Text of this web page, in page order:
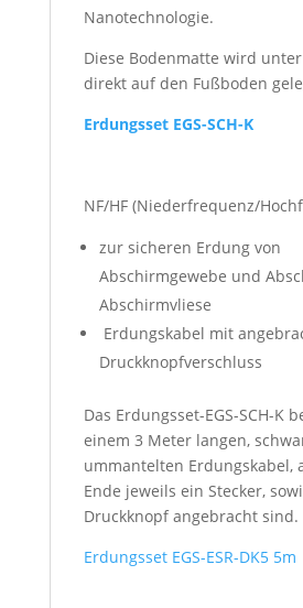
Nanotechnologie.
Diese Bodenmatte wird
direkt auf den Fußboden
Erdungsset EGS-SCH-K
NF/HF (Niederfrequenz/
zur sicheren Erdung von
Abschirmgewebe und
Abschirmvliese
Erdungskabel mit
Druckknopfverschluss
Das Erdungsset-EGS-SCH-K
einem 3 Meter langen,
ummantelten Erdungskabel,
Ende jeweils ein Stecker,
Druckknopf angebracht sind.
Erdungsset EGS-ESR-DK5 5m